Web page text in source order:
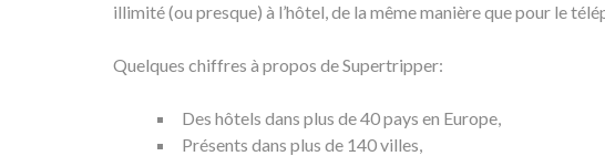
illimité (ou presque) à l’hôtel, de la même manière que pour le
Quelques chiffres à propos de Supertripper:
Des hôtels dans plus de 40 pays en Europe,
Présents dans plus de 140 villes,